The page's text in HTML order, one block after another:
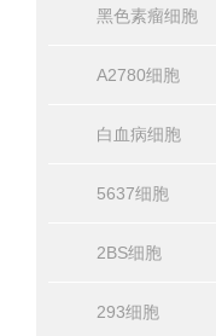
黑色素瘤细胞
A2780细胞
白血病细胞
5637细胞
2BS细胞
293细胞